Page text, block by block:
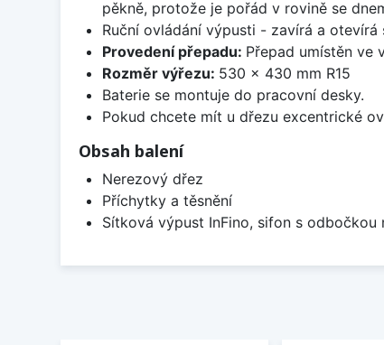
pěkně, protože je pořád v rovině se
Ruční ovládání výpusti - zavírá a
Provedení přepadu: Přepad umístěn ve
Rozměr výřezu: 530 x 430 mm R15
Baterie se montuje do pracovní desky.
Pokud chcete mít u dřezu excentrické
Obsah balení
Nerezový dřez
Příchytky a těsnění
Sítková výpust InFino, sifon s odbočkou